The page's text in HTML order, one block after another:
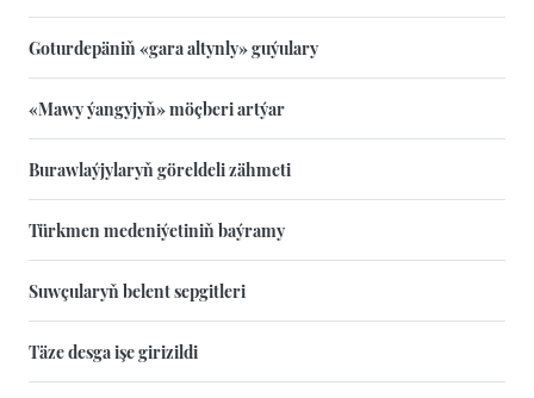
Goturdepäniň «gara altynly» guýulary
«Mawy ýangyjyň» möçberi artýar
Burawlaýjylaryň göreldeli zähmeti
Türkmen medeniýetiniň baýramy
Suwçularyň belent sepgitleri
Täze desga işe girizildi